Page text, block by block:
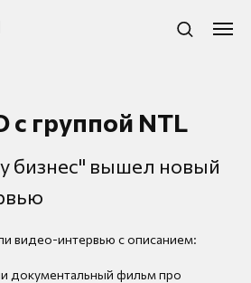
группой NTL
бизнес" вышел новый
видео-интервью с описанием:
документальный фильм про